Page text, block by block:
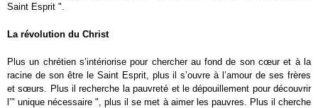
Saint Esprit ".
La révolution du Christ
Plus un chrétien s’intériorise pour chercher au fond de son cœur et à la
racine de son être le Saint Esprit, plus il s’ouvre à l’amour de ses frères
et sœurs. Plus il recherche la pauvreté et le dépouillement pour découvrir
l’" unique nécessaire ", plus il se met à aimer les pauvres. Plus il cherche